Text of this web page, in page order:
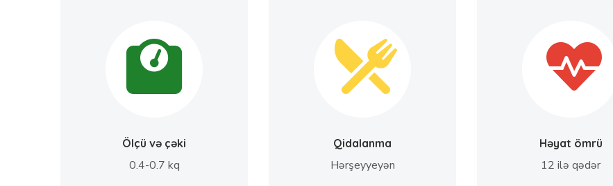
Ölçü və çəki
0.4-0.7 kq
Qidalanma
Hərşeyyeyən
Həyat ömrü
12 ilə qədər